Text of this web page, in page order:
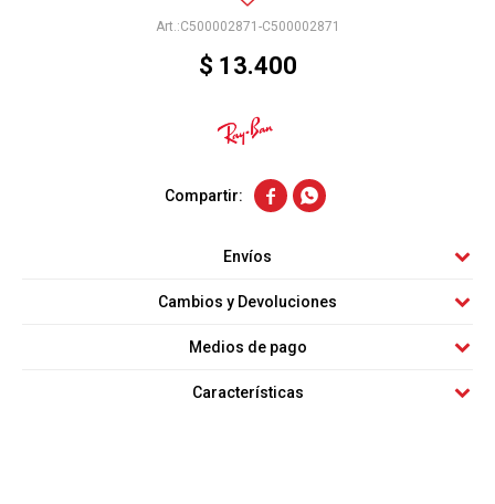
C500002871-C500002871
$ 13.400
 
Envíos
Cambios y Devoluciones
Medios de pago
Características